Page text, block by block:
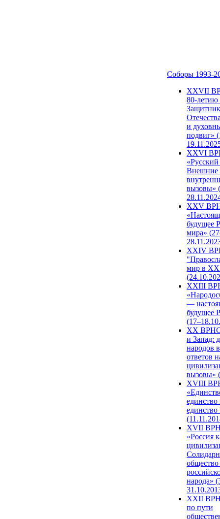
Соборы 1993-
ХХVII
80-
и
подвиг»
XXVI
Внешние
вызовы»
XXV
будущее
мира»
XXIV
мир в
XXIII
—
будущее
XX ВРНС
и Запад:
народов
ответов
вызовы»
XVIII
единство
единство
XVII
«Россия
народа»
XXII
по пути